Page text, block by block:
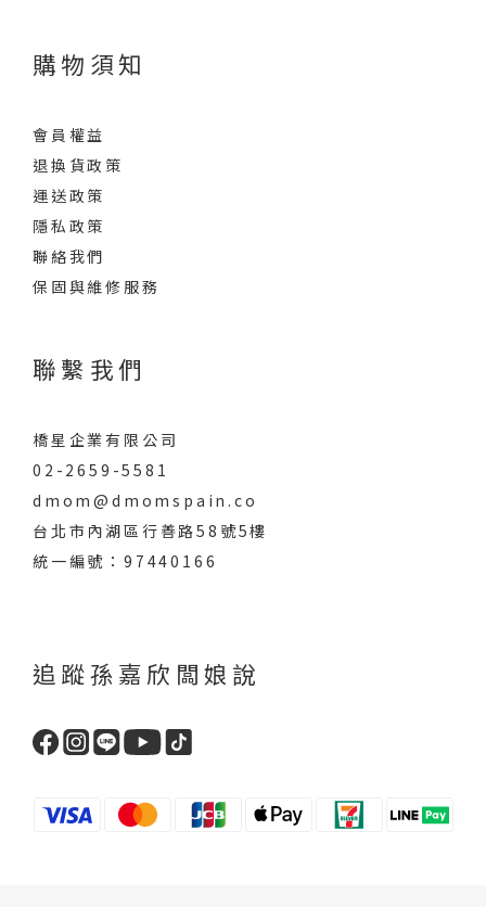
購物須知
會員權益
退換貨政策
運送政策
隱私政策
聯絡我們
保固與維修服務
聯繫我們
橋星企業有限公司
02-2659-5581
dmom@dmomspain.co
台北市內湖區行善路58號5樓
統一編號：97440166
追蹤孫嘉欣闆娘說